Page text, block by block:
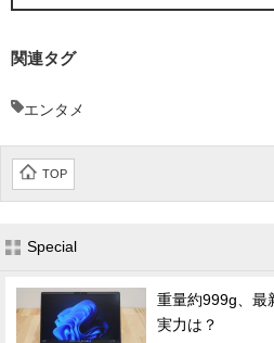
関連タグ
エンタメ
TOP
Special
重量約999g、最
実力は？